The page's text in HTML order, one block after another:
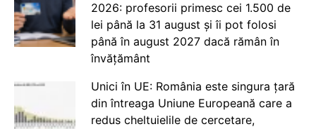
2026: profesorii primesc cei 1.500 de
lei până la 31 august și îi pot folosi
până în august 2027 dacă rămân în
învățământ
Unici în UE: România este singura țară
din întreaga Uniune Europeană care a
redus cheltuielile de cercetare,